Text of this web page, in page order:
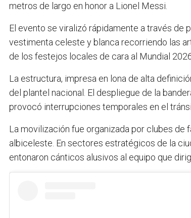
metros de largo en honor a Lionel Messi.
El evento se viralizó rápidamente a través de
vestimenta celeste y blanca recorriendo las
de los festejos locales de cara al Mundial
La estructura, impresa en lona de alta
del plantel nacional. El despliegue de la
provocó interrupciones temporales en el
La movilización fue organizada por clubes de
albiceleste. En sectores estratégicos de la
entonaron cánticos alusivos al equipo que